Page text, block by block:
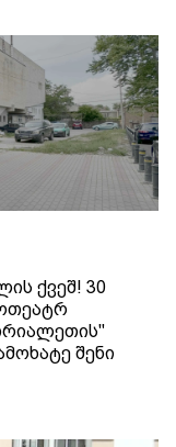
ქვეშ! 30
შენი